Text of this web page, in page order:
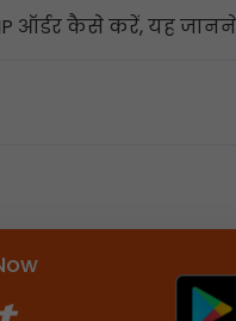
ऑर्डर कैसे करें, यह